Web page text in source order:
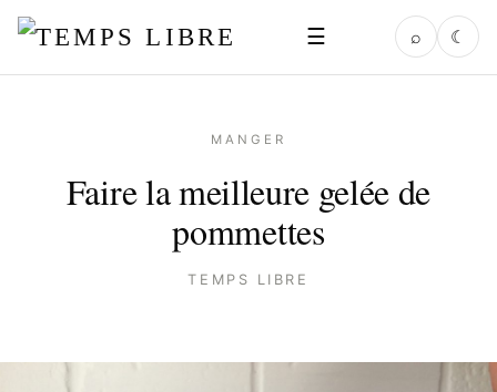
☰ ⌕ ☾
MANGER
Faire la meilleure gelée de
pommettes
TEMPS LIBRE